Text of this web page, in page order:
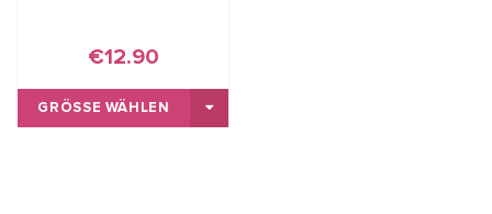
€12.90
GRÖSSE WÄHLEN